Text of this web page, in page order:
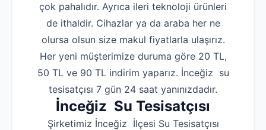
çok pahalıdır. Ayrıca ileri teknoloji ürünleri
de ithaldir. Cihazlar ya da araba her ne
olursa olsun size makul fiyatlarla ulaşırız.
Her yeni müşterimize duruma göre 20 TL,
50 TL ve 90 TL indirim yaparız. İnceğiz su
tesisatçısı 7 gün 24 saat yanınızdadır.
İnceğiz Su Tesisatçısı
Şirketimiz İnceğiz İlçesi Su Tesisatçısı